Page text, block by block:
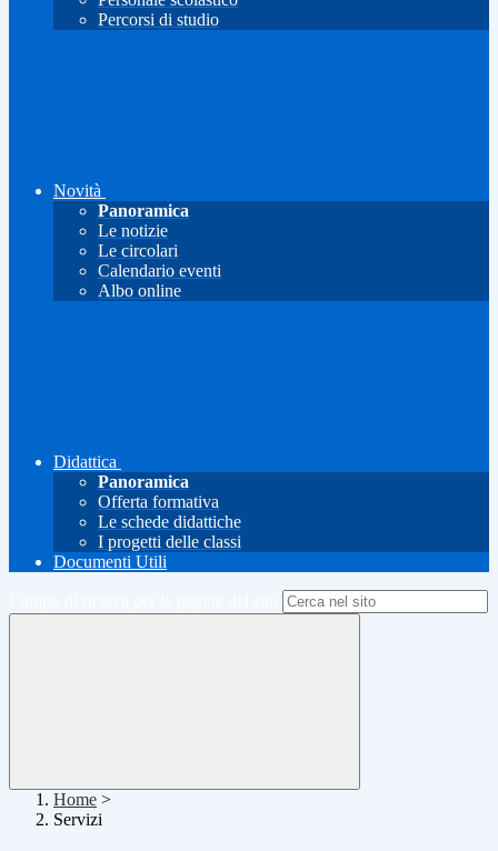
Percorsi di studio
Novità
Panoramica
Le notizie
Le circolari
Calendario eventi
Albo online
Didattica
Panoramica
Offerta formativa
Le schede didattiche
I progetti delle classi
Documenti Utili
Home >
Servizi